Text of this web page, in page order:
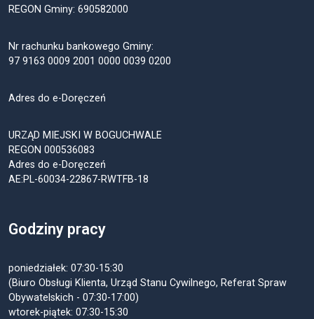
REGON Gminy: 690582000
Nr rachunku bankowego Gminy:
97 9163 0009 2001 0000 0039 0200
Adres do e-Doręczeń
URZĄD MIEJSKI W BOGUCHWALE
REGON 000536083
Adres do e-Doręczeń
AE:PL-60034-22867-RWTFB-18
Godziny pracy
poniedziałek: 07:30-15:30
(Biuro Obsługi Klienta, Urząd Stanu Cywilnego, Referat Spraw
Obywatelskich - 07:30-17:00)
wtorek-piątek: 07:30-15:30